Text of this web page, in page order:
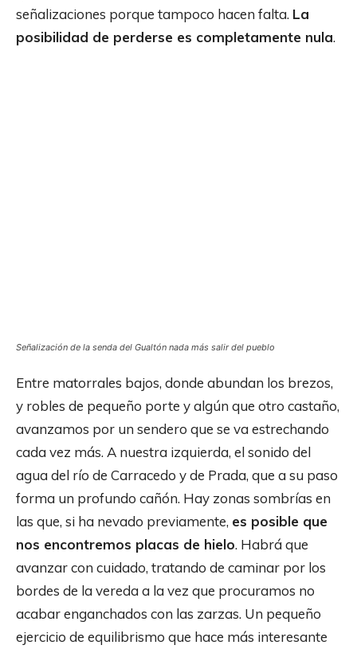
señalizaciones porque tampoco hacen falta. La
posibilidad de perderse es completamente nula.
Señalización de la senda del Gualtón nada más salir del pueblo
Entre matorrales bajos, donde abundan los brezos,
y robles de pequeño porte y algún que otro castaño,
avanzamos por un sendero que se va estrechando
cada vez más. A nuestra izquierda, el sonido del
agua del río de Carracedo y de Prada, que a su paso
forma un profundo cañón. Hay zonas sombrías en
las que, si ha nevado previamente, es posible que
nos encontremos placas de hielo. Habrá que
avanzar con cuidado, tratando de caminar por los
bordes de la vereda a la vez que procuramos no
acabar enganchados con las zarzas. Un pequeño
ejercicio de equilibrismo que hace más interesante